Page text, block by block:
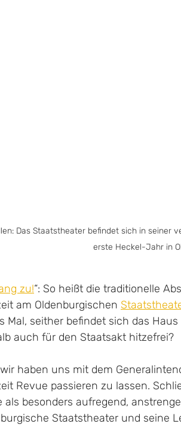
Das Staatstheater befindet sich in seiner
erste Heckel-Jahr in
zu!“: So heißt die traditionelle
am Oldenburgischen
Mal, seither befindet sich das
auch für den Staatsakt hitzefrei?
haben uns mit dem
Revue passieren zu lassen.
als besonders aufregend,
Staatstheater und seine